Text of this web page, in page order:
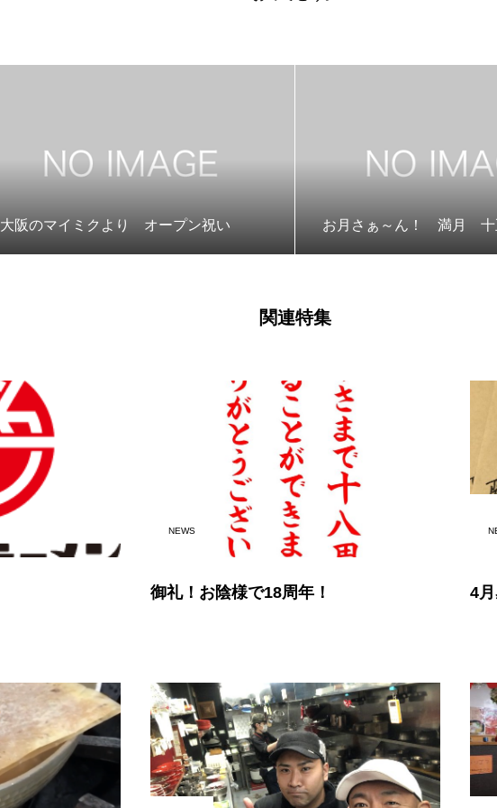
大阪のマイミクより オープン祝い お月さぁ～ん！ 満月 十
関連特集
NEWS
御礼！お陰様で18周年！ 4